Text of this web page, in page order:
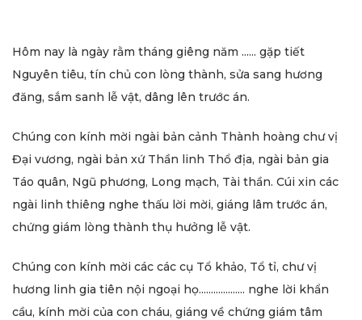
Hôm nay là ngày rằm tháng giêng năm ...... gặp tiết
Nguyên tiêu, tín chủ con lòng thành, sửa sang hương
đăng, sắm sanh lễ vật, dâng lên trước án.
Chúng con kính mời ngài bản cảnh Thành hoàng chư vị
Đại vương, ngài bản xứ Thần linh Thổ địa, ngài bản gia
Táo quân, Ngũ phương, Long mạch, Tài thần. Cúi xin các
ngài linh thiêng nghe thấu lời mời, giáng lâm trước án,
chứng giám lòng thành thụ hưởng lễ vật.
Chúng con kính mời các các cụ Tổ khảo, Tổ tỉ, chư vị
hương linh gia tiên nội ngoại họ................... nghe lời khẩn
cầu, kính mời của con cháu, giáng về chứng giám tâm